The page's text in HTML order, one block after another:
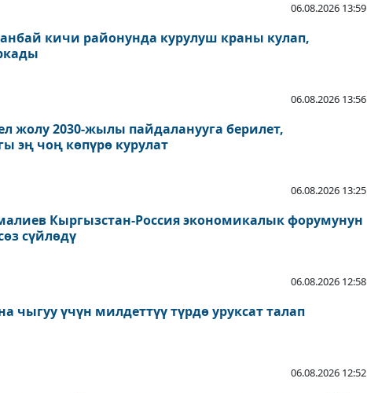
06.08.2026 13:59
кичи районунда курулуш краны кулап,
06.08.2026 13:56
жолу 2030-жылы пайдаланууга берилет,
эң чоң көпүрө курулат
06.08.2026 13:25
Кыргызстан-Россия экономикалык форумунун
сүйлөдү
06.08.2026 12:58
чыгуу үчүн милдеттүү түрдө уруксат талап
06.08.2026 12:52